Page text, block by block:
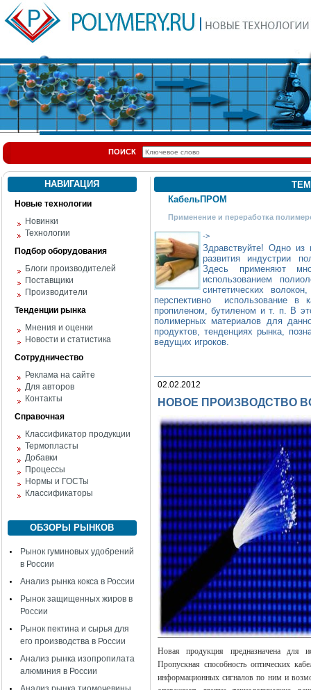
ПОИСК
НАВИГАЦИЯ
Новые технологии
Новинки
Технологии
Подбор оборудования
Блоги производителей
Поставщики
Производители
Тенденции рынка
Мнения и оценки
Новости и статистика
Сотрудничество
Реклама на сайте
Для авторов
Контакты
Справочная
Классификатор продукции
Термопласты
Добавки
Процессы
Нормы и ГОСТы
Классификаторы
ОБЗОРЫ РЫНКОВ
Рынок гуминовых удобрений
в России
Анализ рынка кокса в России
Рынок защищенных жиров в
России
Рынок пектина и сырья для
его производства в России
Анализ рынка изопропилата
алюминия в России
КабельПРОМ
Применение и переработка
->
Здравствуйте! Одно из
развития
Здесь применяют
использованием
синтетических
перспективно использование в
пропиленом, бутиленом и т. п. В
полимерных материалов для
продуктов, тенденциях рынка,
ведущих игроков.
02.02.2012
НОВОЕ ПРОИЗВОДСТВО
Новая продукция предназначена для
Пропускная способность оптических
информационных сигналов по ним и